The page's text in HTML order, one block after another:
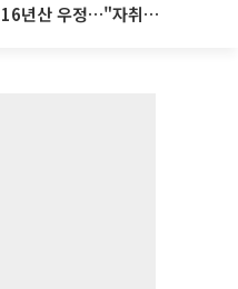
'나혼산' 류혜영, 고경표와 16년산 우정…"자취방서 부모님과 마주쳐"